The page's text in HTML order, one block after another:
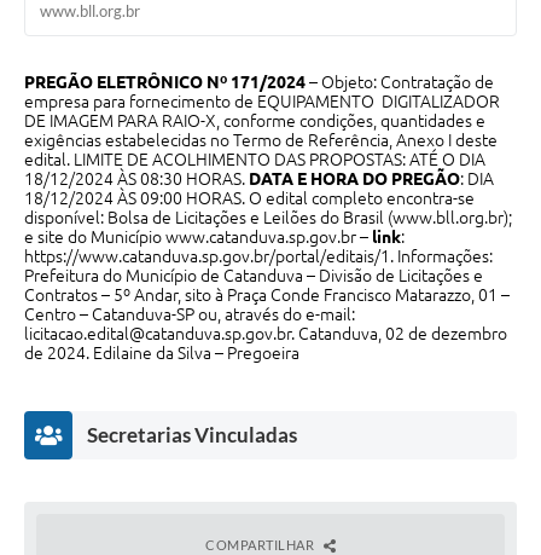
Editais
www.bll.org.br
PREGÃO ELETRÔNICO Nº 171/2024– Objeto: Contratação de
empresa para fornecimento de EQUIPAMENTO DIGITALIZADOR
DE IMAGEM PARA RAIO-X, conforme condições, quantidades e
exigências estabelecidas no Termo de Referência, Anexo I deste
edital. LIMITE DE ACOLHIMENTO DAS PROPOSTAS: ATÉ O DIA
18/12/2024 ÀS 08:30 HORAS. DATA E HORA DO PREGÃO: DIA
18/12/2024 ÀS 09:00 HORAS. O edital completo encontra-se
disponível: Bolsa de Licitações e Leilões do Brasil (www.bll.org.br);
e site do Municípiowww.catanduva.sp.gov.br– link:
https://www.catanduva.sp.gov.br/portal/editais/1 . Informações:
Prefeitura do Município de Catanduva – Divisão de Licitações e
Contratos – 5º Andar, sito à Praça Conde Francisco Matarazzo, 01 –
Centro – Catanduva-SP ou, através do e-mail:
licitacao.edital@catanduva.sp.gov.br. Catanduva, 02 de dezembro
de 2024. Edilaine da Silva – Pregoeira
Secretarias Vinculadas
COMPARTILHAR